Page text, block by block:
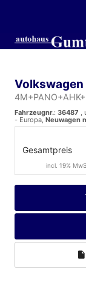
Volkswagen
Fahrzeugnr.: 36487 ,
- Europa, Neuwagen
Gesamtpreis
incl. 19%